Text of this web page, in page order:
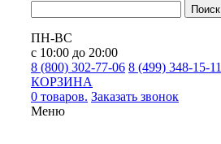
Поиск
ПН-ВС
с 10:00 до 20:00
8 (800) 302-77-06 8 (499) 348-15-11
КОРЗИНА
0 товаров. Заказать звонок
Меню